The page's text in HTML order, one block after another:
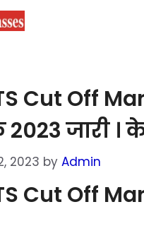
Cut Off
जारी ।
2023 by Admin
Cut Off